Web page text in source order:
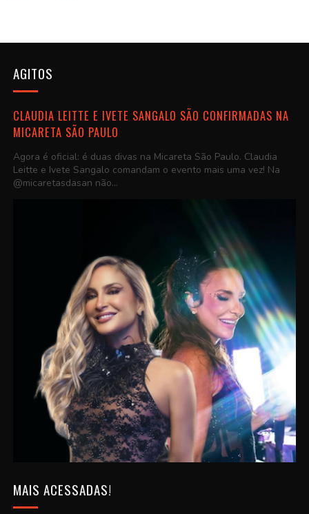
AGITOS
CLAUDIA LEITTE E IVETE SANGALO SÃO CONFIRMADAS NA
MICARETA SÃO PAULO
Agora é oficial: é duas divas na Micareta São Paulo. Claudia
Leitte e Ivete Sangalo comandam o evento mais uma vez! Na
@micaretasdasan não...
MAIS ACESSADAS!